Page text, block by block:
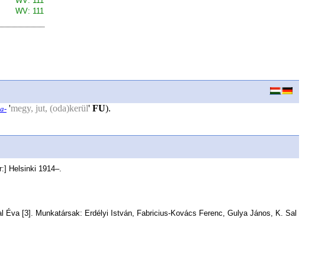
WV: 111
'megy, jut, (oda)kerül' FU).
Helsinki 1914–.
[3]. Munkatársak: Erdélyi István, Fabricius-Kovács Ferenc, Gulya János, K. Sal